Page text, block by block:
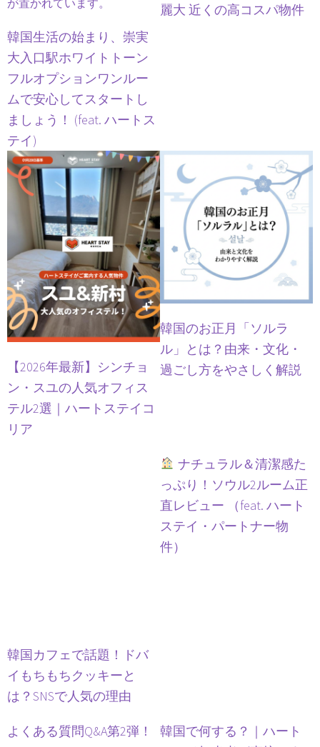
韓国生活の始まり、崇実
大入口駅ホワイトトーン
フルオプションワンルー
ムで安心してスタートし
ましょう！ (feat. ハートス
テイ)
麗大 近くの高コスパ物件
【2026年最新】シンチョ
ン・スユの人気オフィス
テル2選｜ハートステイコ
リア
韓国のお正月「ソルラ
ル」とは？由来・文化・
過ごし方をやさしく解説
韓国カフェで話題！ドバ
イもちもちクッキーと
は？SNSで人気の理由
ナチュラル＆清潔感た
っぷり！ソウル2ルーム正
直レビュー （feat. ハート
ステイ・パートナー物
件）
よくある質問Q&A第2弾！
韓国で何する？｜ハート